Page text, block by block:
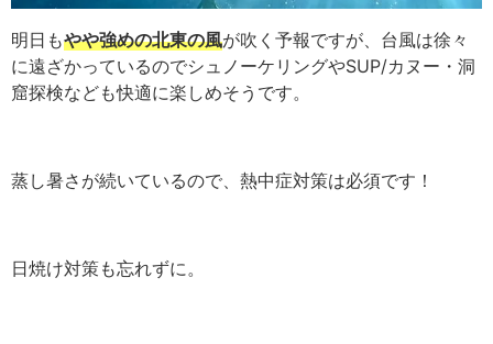
明日もやや強めの北東の風が吹く予報ですが、台風は徐々
に遠ざかっているのでシュノーケリングやSUP/カヌー・洞
窟探検なども快適に楽しめそうです。
蒸し暑さが続いているので、熱中症対策は必須です！
日焼け対策も忘れずに。